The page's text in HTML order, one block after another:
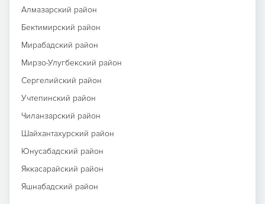
Алмазарский район
Бектимирский район
Мирабадский район
Мирзо-Улугбекский район
Сергелийский район
Учтепинский район
Чиланзарский район
Шайхантахурский район
Юнусабадский район
Яккасарайский район
Яшнабадский район